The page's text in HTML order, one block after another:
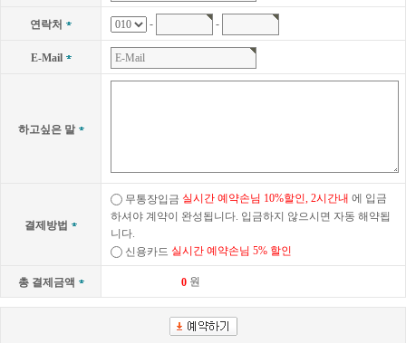
연락처 - -
E-Mail
하고싶은 말
결제방법
무통장입금 실시간 예약손님 10%할인, 2시간내 에 입금
하셔야 계약이 완성됩니다. 입금하지 않으시면 자동 해약됩
니다.
신용카드 실시간 예약손님 5% 할인
총 결제금액 원